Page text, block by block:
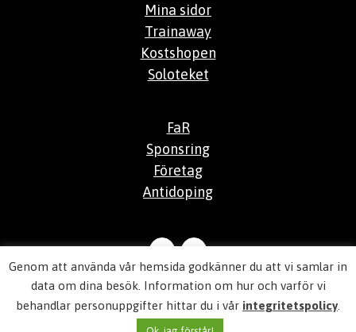
Mina sidor
Trainaway
Kostshopen
Soloteket
FaR
Sponsring
Företag
Antidoping
© 2026 Aktiv Hälsocenter
Integritetspolicy
Genom att använda vår hemsida godkänner du att vi samlar in
data om dina besök. Information om hur och varför vi
behandlar personuppgifter hittar du i vår integritetspolicy